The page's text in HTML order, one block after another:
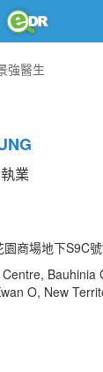
強醫生
業
商場地下S9C
Bauhinia
O, New